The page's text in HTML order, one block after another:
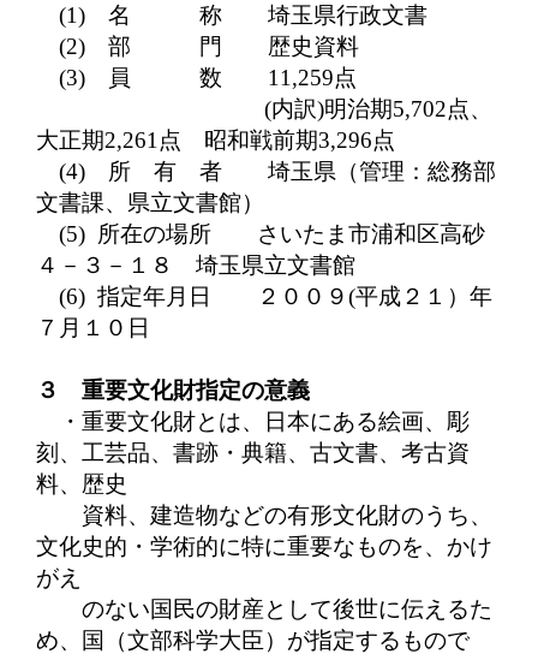
(1) 名 称 埼玉県行政文書
(2) 部 門 歴史資料
(3) 員 数 11,259点
(内訳)明治期5,702点、
大正期2,261 点 昭和戦前期3,296点
(4) 所 有 者 埼玉県（管理：総務部
文書課、県立文書館）
(5) 所在の場所 さいたま市浦和区高砂
４－３－１８ 埼玉県立文書館
(6) 指定年月日 ２００９(平成２１）年
７月１０日
３
重要文化財指定の意義
・重要文化財とは、日本にある絵画、彫
刻、工芸品、書跡・典籍、古文書、考古資
料、歴史
資料、建造物などの有形文化財のうち、
文化史的・学術的に特に重要なものを、かけ
がえ
のない国民の財産として後世に伝えるた
め、国（文部科学大臣）が指定するもので